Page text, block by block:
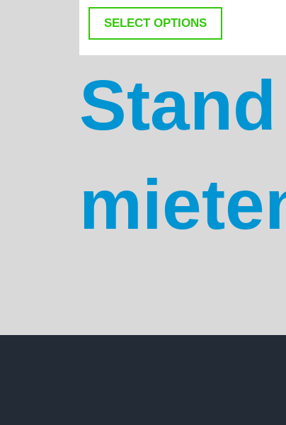
out
SELECT OPTIONS